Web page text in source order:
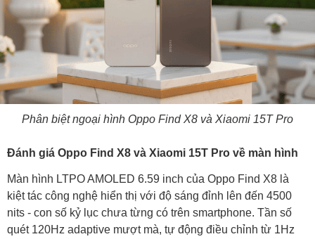
Phân biệt ngoại hình Oppo Find X8 và Xiaomi 15T Pro
Đánh giá Oppo Find X8 và Xiaomi 15T Pro về màn hình
Màn hình LTPO AMOLED 6.59 inch của Oppo Find X8 là
kiệt tác công nghệ hiển thị với độ sáng đỉnh lên đến 4500
nits - con số kỷ lục chưa từng có trên smartphone. Tần số
quét 120Hz adaptive mượt mà, tự động điều chỉnh từ 1Hz